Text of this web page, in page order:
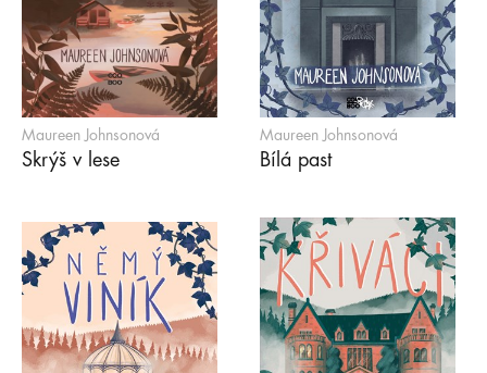
Maureen Johnsonová
Skrýš v lese
Maureen Johnsonová
Bílá past